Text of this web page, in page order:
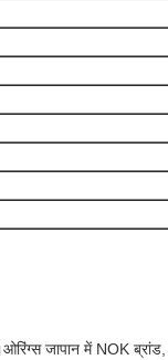
जापान में NOK